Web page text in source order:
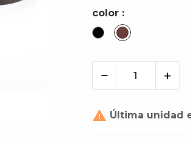
color :
NegroCacao
 Última unidad